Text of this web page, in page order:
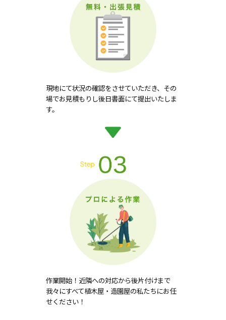
現地にて状況の確認をさせていただき、その
場でお見積もりし後日書面にて提出いたしま
す。
作業開始！近隣への対応から後片付けまで
我々にすべて植木屋・造園屋の私たちにお任
せください！